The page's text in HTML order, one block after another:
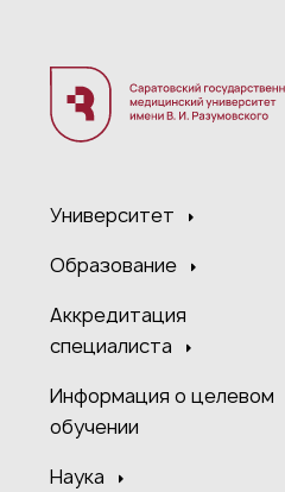
Университет
Образование
Аккредитация
специалиста
Информация о целевом
обучении
Наука